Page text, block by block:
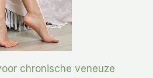
chronische veneuze